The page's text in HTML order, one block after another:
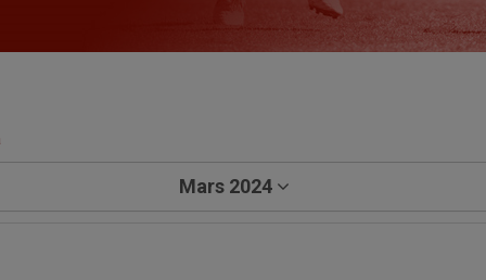
Mars 2024